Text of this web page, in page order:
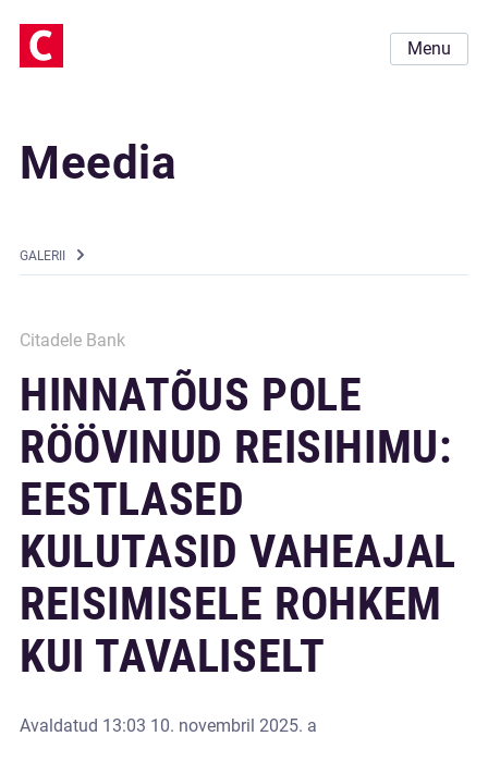
Menu
Meedia
GALERII
Citadele Bank
HINNATÕUS POLE
RÖÖVINUD REISIHIMU:
EESTLASED
KULUTASID VAHEAJAL
REISIMISELE ROHKEM
KUI TAVALISELT
Avaldatud 13:03 10. novembril 2025. a